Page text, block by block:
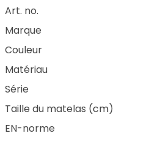
Art. no.
Marque
Couleur
Matériau
Série
Taille du matelas (cm)
EN-norme